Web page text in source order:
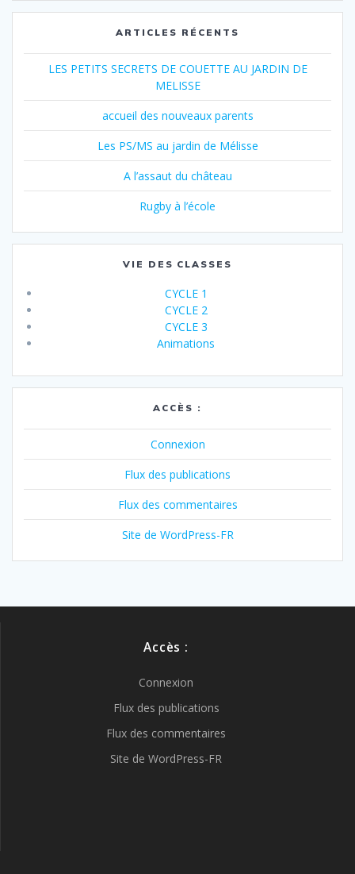
ARTICLES RÉCENTS
LES PETITS SECRETS DE COUETTE AU JARDIN DE
MELISSE
accueil des nouveaux parents
Les PS/MS au jardin de Mélisse
A l’assaut du château
Rugby à l’école
VIE DES CLASSES
CYCLE 1
CYCLE 2
CYCLE 3
Animations
ACCÈS :
Connexion
Flux des publications
Flux des commentaires
Site de WordPress-FR
Accès :
Connexion
Flux des publications
Flux des commentaires
Site de WordPress-FR